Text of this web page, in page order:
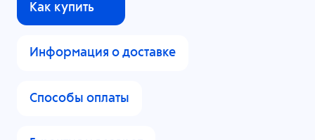
Как купить
Информация о доставке
Способы оплаты